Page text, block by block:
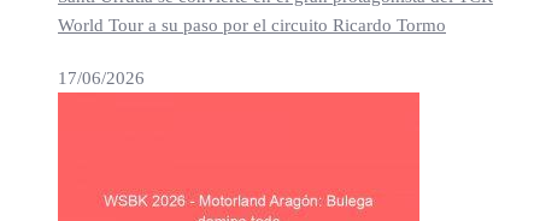
World Tour a su paso por el circuito Ricardo Tormo
17/06/2026